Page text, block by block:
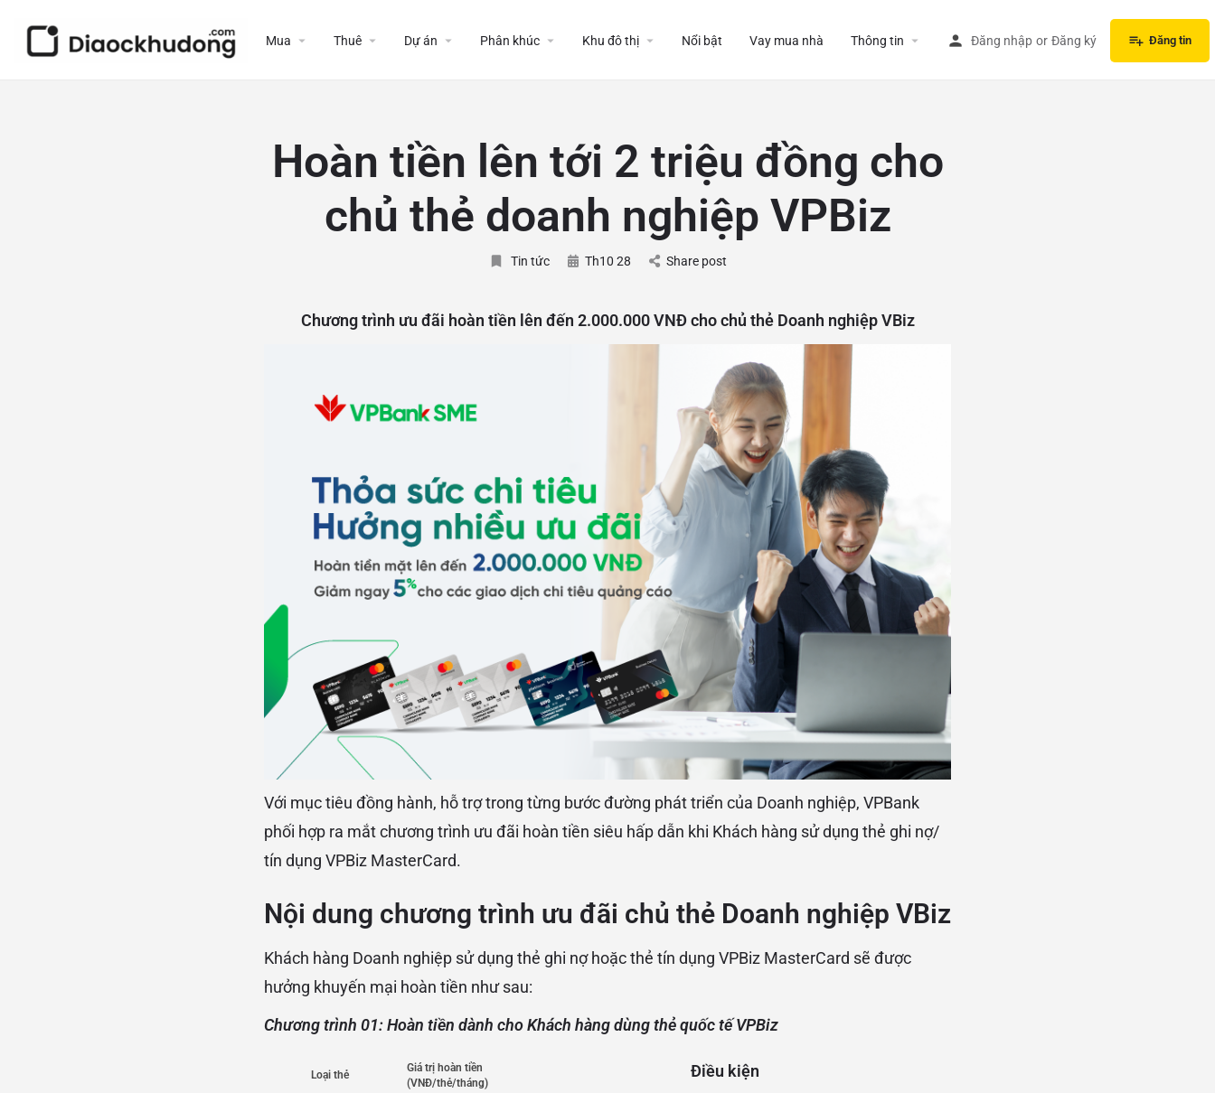
Mua Thuê Dự án Phân khúc Khu đô thị Nổi bật Vay mua nhà Thông tin Đăng nhập or Đăng ký Đăng tin
Hoàn tiền lên tới 2 triệu đồng cho
chủ thẻ doanh nghiệp VPBiz
Tin tức Th10 28 Share post
Chương trình ưu đãi hoàn tiền lên đến 2.000.000 VNĐ cho chủ thẻ Doanh nghiệp VBiz
Với mục tiêu đồng hành, hỗ trợ trong từng bước đường phát triển của Doanh nghiệp, VPBank
phối hợp ra mắt chương trình ưu đãi hoàn tiền siêu hấp dẫn khi Khách hàng sử dụng thẻ ghi nợ/
tín dụng VPBiz MasterCard.
Nội dung chương trình ưu đãi chủ thẻ Doanh nghiệp VBiz
Khách hàng Doanh nghiệp sử dụng thẻ ghi nợ hoặc thẻ tín dụng VPBiz MasterCard sẽ được
hưởng khuyến mại hoàn tiền như sau:
Chương trình 01: Hoàn tiền dành cho Khách hàng dùng thẻ quốc tế VPBiz
Loại thẻ
Giá trị hoàn tiền
(VNĐ/thẻ/tháng)
Điều kiện